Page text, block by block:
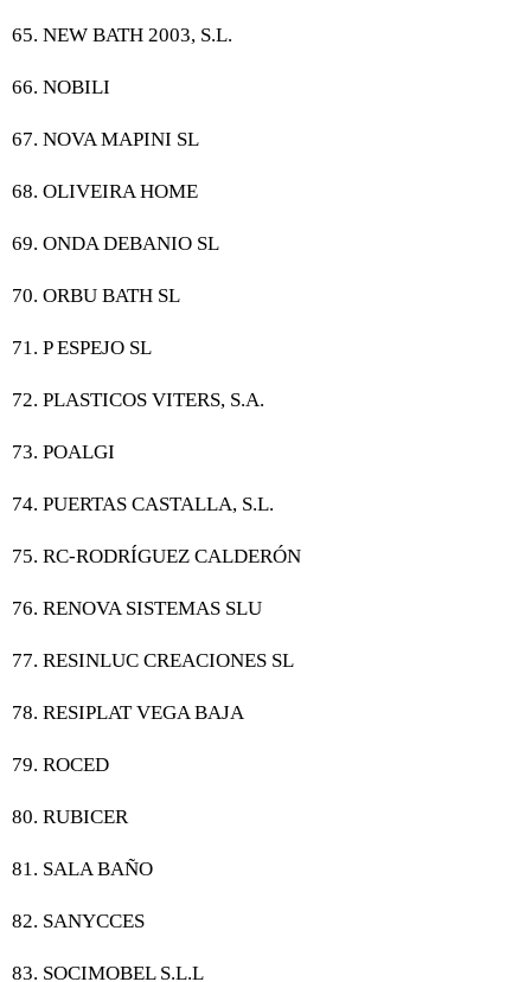
65. NEW BATH 2003, S.L.
66. NOBILI
67. NOVA MAPINI SL
68. OLIVEIRA HOME
69. ONDA DEBANIO SL
70. ORBU BATH SL
71. P ESPEJO SL
72. PLASTICOS VITERS, S.A.
73. POALGI
74. PUERTAS CASTALLA, S.L.
75. RC-RODRÍGUEZ CALDERÓN
76. RENOVA SISTEMAS SLU
77. RESINLUC CREACIONES SL
78. RESIPLAT VEGA BAJA
79. ROCED
80. RUBICER
81. SALA BAÑO
82. SANYCCES
83. SOCIMOBEL S.L.L